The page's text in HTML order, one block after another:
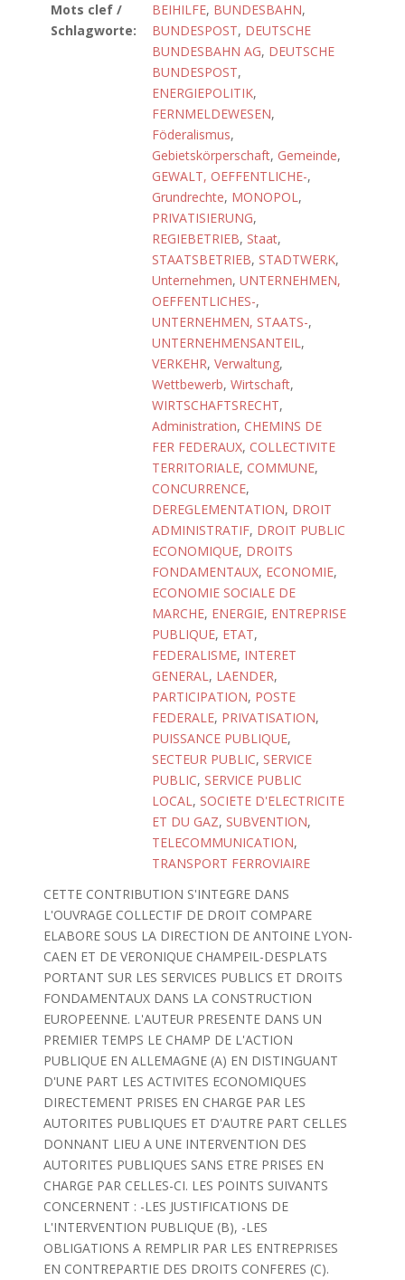
Mots clef /
Schlagworte:
BEIHILFE, BUNDESBAHN,
BUNDESPOST, DEUTSCHE
BUNDESBAHN AG, DEUTSCHE
BUNDESPOST,
ENERGIEPOLITIK,
FERNMELDEWESEN,
Föderalismus,
Gebietskörperschaft, Gemeinde,
GEWALT, OEFFENTLICHE-,
Grundrechte, MONOPOL,
PRIVATISIERUNG,
REGIEBETRIEB, Staat,
STAATSBETRIEB, STADTWERK,
Unternehmen, UNTERNEHMEN,
OEFFENTLICHES-,
UNTERNEHMEN, STAATS-,
UNTERNEHMENSANTEIL,
VERKEHR, Verwaltung,
Wettbewerb, Wirtschaft,
WIRTSCHAFTSRECHT,
Administration, CHEMINS DE
FER FEDERAUX, COLLECTIVITE
TERRITORIALE, COMMUNE,
CONCURRENCE,
DEREGLEMENTATION, DROIT
ADMINISTRATIF, DROIT PUBLIC
ECONOMIQUE, DROITS
FONDAMENTAUX, ECONOMIE,
ECONOMIE SOCIALE DE
MARCHE, ENERGIE, ENTREPRISE
PUBLIQUE, ETAT,
FEDERALISME, INTERET
GENERAL, LAENDER,
PARTICIPATION, POSTE
FEDERALE, PRIVATISATION,
PUISSANCE PUBLIQUE,
SECTEUR PUBLIC, SERVICE
PUBLIC, SERVICE PUBLIC
LOCAL, SOCIETE D'ELECTRICITE
ET DU GAZ, SUBVENTION,
TELECOMMUNICATION,
TRANSPORT FERROVIAIRE
CETTE CONTRIBUTION S'INTEGRE DANS
L'OUVRAGE COLLECTIF DE DROIT COMPARE
ELABORE SOUS LA DIRECTION DE ANTOINE LYON-
CAEN ET DE VERONIQUE CHAMPEIL-DESPLATS
PORTANT SUR LES SERVICES PUBLICS ET DROITS
FONDAMENTAUX DANS LA CONSTRUCTION
EUROPEENNE. L'AUTEUR PRESENTE DANS UN
PREMIER TEMPS LE CHAMP DE L'ACTION
PUBLIQUE EN ALLEMAGNE (A) EN DISTINGUANT
D'UNE PART LES ACTIVITES ECONOMIQUES
DIRECTEMENT PRISES EN CHARGE PAR LES
AUTORITES PUBLIQUES ET D'AUTRE PART CELLES
DONNANT LIEU A UNE INTERVENTION DES
AUTORITES PUBLIQUES SANS ETRE PRISES EN
CHARGE PAR CELLES-CI. LES POINTS SUIVANTS
CONCERNENT : -LES JUSTIFICATIONS DE
L'INTERVENTION PUBLIQUE (B), -LES
OBLIGATIONS A REMPLIR PAR LES ENTREPRISES
EN CONTREPARTIE DES DROITS CONFERES (C).